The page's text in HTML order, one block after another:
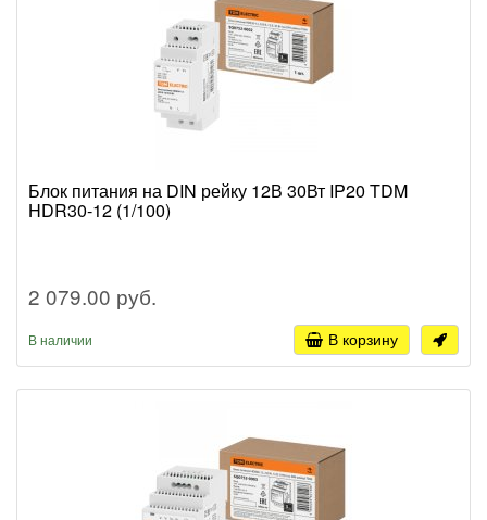
Блок питания на DIN рейку 12В 30Вт IP20 TDM
HDR30-12 (1/100)
2 079.00 руб.
В наличии В корзину